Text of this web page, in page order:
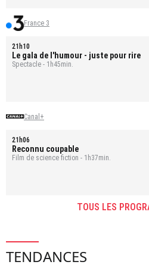
France 3
21h10
Le gala de l'humour - juste pour rire
Spectacle - 1h45min.
Canal+
21h06
Reconnu coupable
Film de science fiction - 1h37min.
TOUS LES
TENDANCES